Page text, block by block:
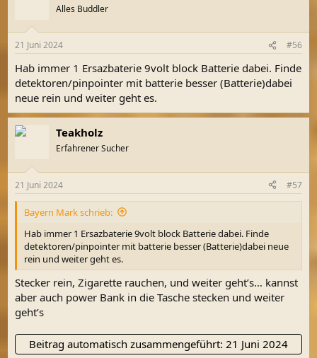
e
:
Alles Buddler
21 Juni 2024 #56
Hab immer 1 Ersazbaterie 9volt block Batterie dabei. Finde
detektoren/pinpointer mit batterie besser (Batterie)dabei
neue rein und weiter geht es.
Teakholz
Erfahrener Sucher
21 Juni 2024 #57
Bayern Mark schrieb:
Hab immer 1 Ersazbaterie 9volt block Batterie dabei. Finde
detektoren/pinpointer mit batterie besser (Batterie)dabei neue
rein und weiter geht es.
Stecker rein, Zigarette rauchen, und weiter geht’s… kannst
aber auch power Bank in die Tasche stecken und weiter
geht’s
Beitrag automatisch zusammengeführt: 21 Juni 2024